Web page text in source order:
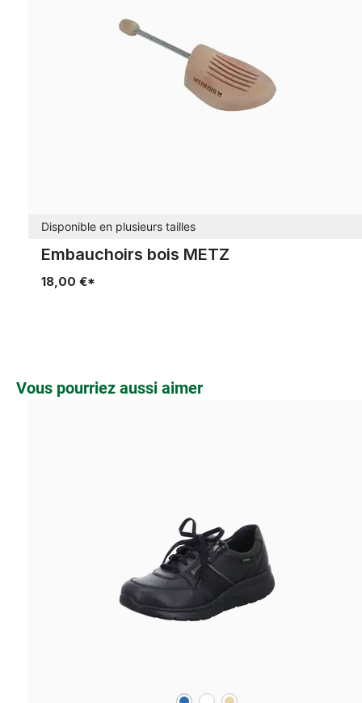
Disponible en plusieurs tailles
Embauchoirs bois METZ
18,00 €*
Ignorer la galerie de produits
Vous pourriez aussi aimer
bleu blancbeige